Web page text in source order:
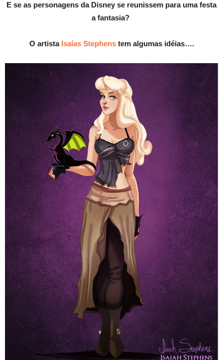
E se as personagens da Disney se reunissem para uma festa
a fantasia?
O artista Isaías Stephenstem algumas idéias….